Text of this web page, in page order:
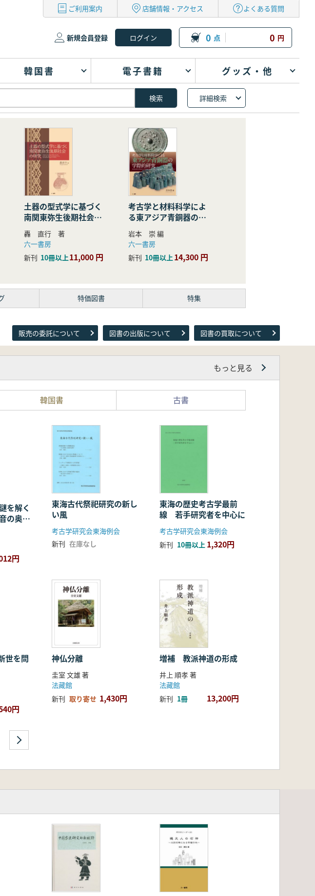
ご利用案内 店舗情報・アクセス よくある質問
新規会員登録 0 点 0 円
韓国書 電子書籍 グッズ・他
詳細検索
土器の型式学に基づく
南関東弥生後期社会の
研究
轟 直行 著
六一書房
新刊 10冊以上11,000 円
考古学と材料科学によ
る東アジア青銅器の学
際的研究
岩本 崇 編
六一書房
新刊 10冊以上14,300 円
特価図書 特集
販売の委託について 図書の出版について 図書の買取について
もっと見る
韓国書 古書
を解く
の奥深
円
東海古代祭祀研究の新し
い風
考古学研究会東海例会
新刊 在庫なし
東海の歴史考古学最前
線 若手研究者を中心に
考古学研究会東海例会
新刊 10冊以上 1,320円
世を問
円
神仏分離
圭室 文雄 著
法藏館
新刊 取り寄せ 1,430円
増補 教派神道の形成
井上 順孝 著
法藏館
新刊 1冊 13,200円